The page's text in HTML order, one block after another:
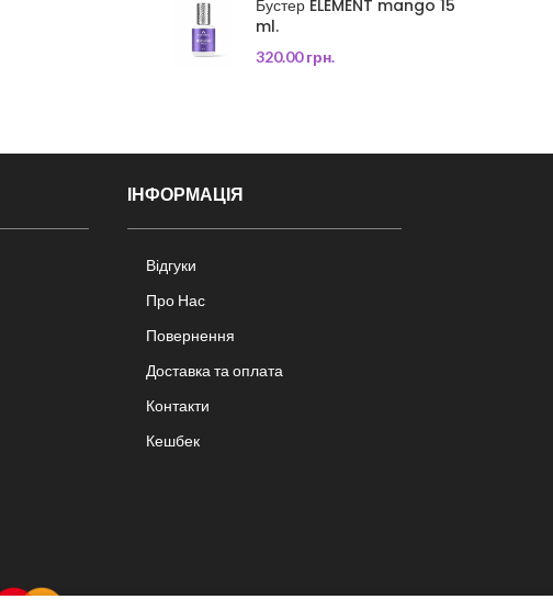
Бустер ELEMENT mango 15
ml.
320.00грн.
ІНФОРМАЦІЯ
Відгуки
Про Нас
Повернення
Доставка та оплата
Контакти
Кешбек